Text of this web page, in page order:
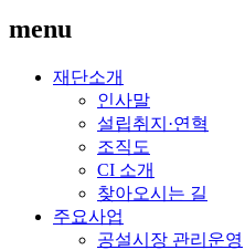
menu
재단소개
인사말
설립취지·연혁
조직도
CI 소개
찾아오시는 길
주요사업
공설시장 관리운영